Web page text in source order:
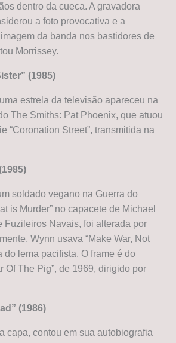
dentro da cueca. A gravadora
a foto provocativa e a
da banda nos bastidores de
Morrissey.
(1985)
estrela da televisão apareceu na
The Smiths: Pat Phoenix, que atuou
“Coronation Street”, transmitida na
soldado vegano na Guerra do
is Murder” no capacete de Michael
Fuzileiros Navais, foi alterada por
Wynn usava “Make War, Not
do lema pacifista. O frame é do
Of The Pig”, de 1969, dirigido por
(1986)
capa, contou em sua autobiografia